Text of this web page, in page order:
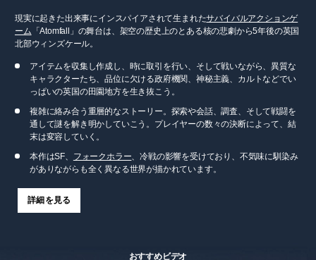
現実に起きた出来事にインスパイアされて生まれたサバイバルアクションゲ
ーム 「Atomfall」の舞台は、架空の歴史上のとある核の悲劇から5年後の英国
北部ウィンズケール。
アイテムを収集し作成し、時に取引を行い、そして戦いながら、異質な
キャラクターたち、品位に欠ける政府機関、神秘主義、カルトなどでい
っぱいの英国の田園地方を生き抜こう。
複雑に絡み合う重層的なストーリー。探索や会話、調査、そして戦闘を
通して謎を解き明かしていこう。プレイヤーの数々の決断によって、結
末は変容していく。
本作はSF、 フォークホラー、冷戦の影響を受けており、不気味に馴染み
がありながらも全く異なる世界が描かれています。
詳細を見る
おすすめビデオ